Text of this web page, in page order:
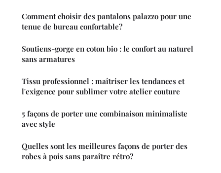
Comment choisir des pantalons palazzo pour une
tenue de bureau confortable?
Soutiens-gorge en coton bio : le confort au naturel
sans armatures
Tissu professionnel : maîtriser les tendances et
l'exigence pour sublimer votre atelier couture
5 façons de porter une combinaison minimaliste
avec style
Quelles sont les meilleures façons de porter des
robes à pois sans paraître rétro?